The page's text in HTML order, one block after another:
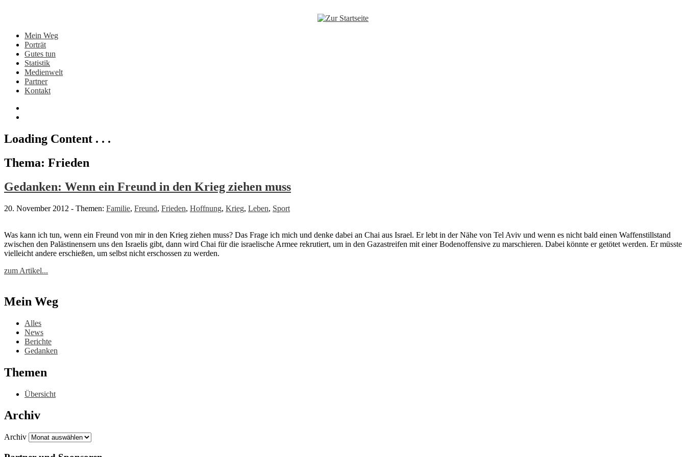
Mein Weg
Porträt
Gutes tun
Statistik
Medienwelt
Partner
Kontakt
Loading Content . . .
Thema: Frieden
Gedanken: Wenn ein Freund in den Krieg ziehen muss
20. November 2012 - Themen: Familie, Freund, Frieden, Hoffnung, Krieg, Leben, Sport
Was kann ich tun, wenn ein Freund von mir in den Krieg zie­hen muss? Das Fra­ge ich mich und den­ke da­bei an Chai aus Is­ra­el. Er lebt in der Nähe von Tel Aviv und wenn es nicht bald ei­nen Waf­fen­still­stand
zwi­schen den Pa­läs­ti­nen­sern uns den Is­rae­lis gibt, dann wird Chai für die is­rae­li­sche Ar­mee re­kru­tiert, um in den Ga­za­strei­fen mit ei­ner Bo­den­of­fen­si­ve zu mar­schie­ren. Da­bei könn­te er ge­tö­tet wer­den. Er müss­te
viel­leicht an­de­re er­schie­ßen, um selbst nicht er­schos­sen zu wer­den.
zum Artikel...
Mein Weg
Alles
News
Berichte
Gedanken
Themen
Übersicht
Archiv
Archiv